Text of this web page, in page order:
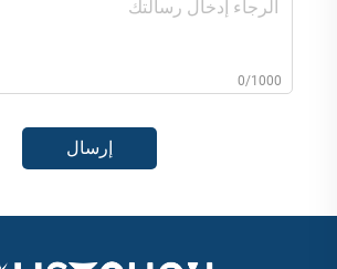
0/1000
إرسال